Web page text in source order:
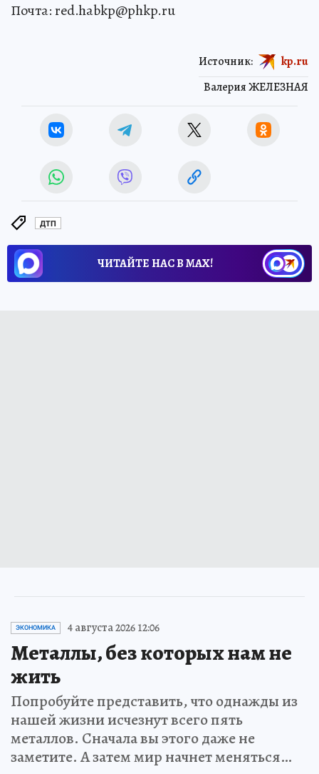
Почта: red.habkp@phkp.ru
Валерия ЖЕЛЕЗНАЯ
Источник: kp.ru
ДТП
ЧИТАЙТЕ НАС В МАХ!
ЭКОНОМИКА 4 августа 2026 12:06
Металлы, без которых нам не
жить
Попробуйте представить, что однажды из
нашей жизни исчезнут всего пять
металлов. Сначала вы этого даже не
заметите. А затем мир начнет меняться…